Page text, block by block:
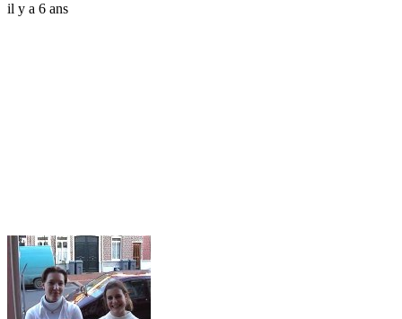
il y a 6 ans